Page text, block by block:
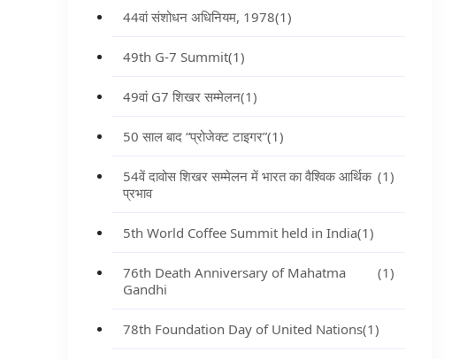
44वां संशोधन अधिनियम, 1978(1)
49th G-7 Summit(1)
49वां G7 शिखर सम्मेलन(1)
50 साल बाद “प्रोजेक्ट टाइगर”(1)
54वें दावोस शिखर सम्मेलन में भारत का वैश्विक आर्थिक
प्रभाव
(1)
5th World Coffee Summit held in India(1)
76th Death Anniversary of Mahatma
Gandhi
(1)
78th Foundation Day of United Nations(1)